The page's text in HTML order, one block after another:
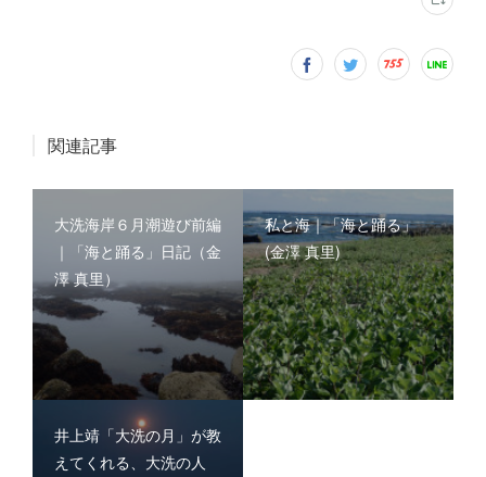
関連記事
大洗海岸６月潮遊び前編
｜「海と踊る」日記（金
澤 真里）
私と海｜「海と踊る」
(金澤 真里)
井上靖「大洗の月」が教
えてくれる、大洗の人